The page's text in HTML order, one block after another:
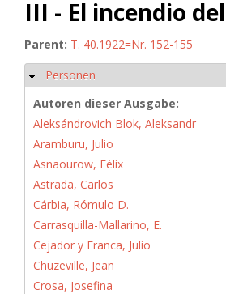
III - El incendio
Parent: T. 40.1922=Nr. 152-155
Hide
Personen
Autoren dieser Ausgabe:
Aleksándrovich Blok, Aleksandr
Aramburu, Julio
Asnaourow, Félix
Astrada, Carlos
Cárbia, Rómulo D.
Carrasquilla-Mallarino, E.
Cejador y Franca, Julio
Chuzeville, Jean
Crosa, Josefina